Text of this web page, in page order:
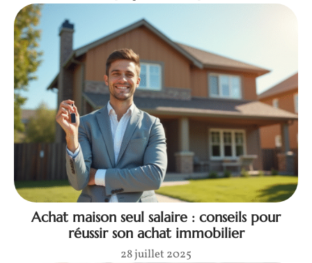
Achat maison seul salaire : conseils pour
réussir son achat immobilier
28 juillet 2025